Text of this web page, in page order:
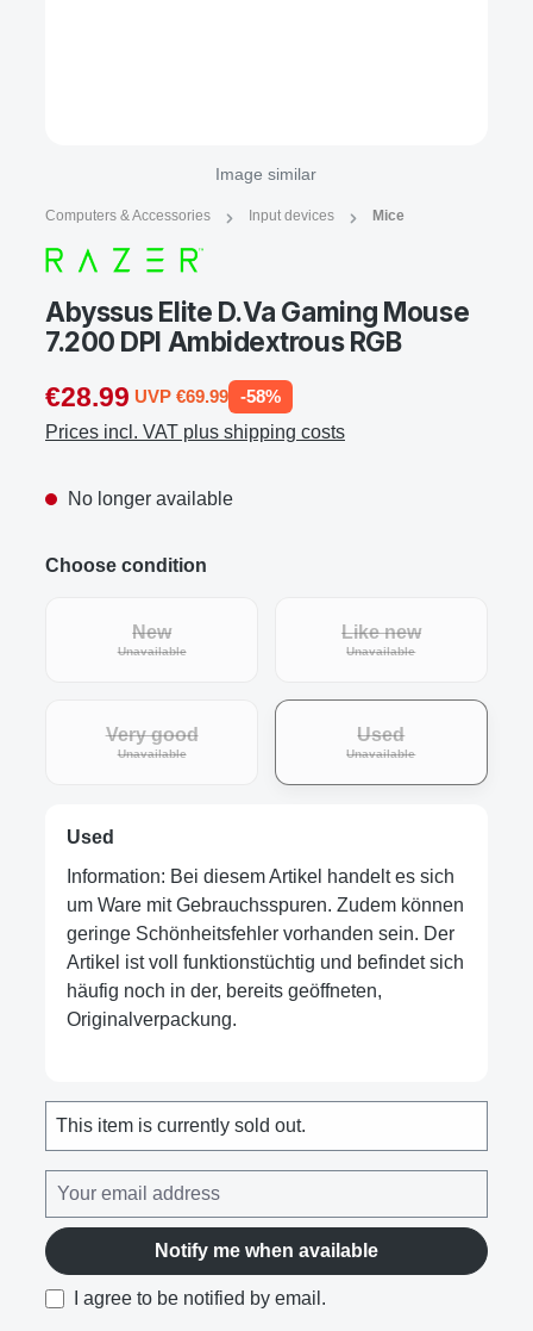
Image similar
Computers & Accessories Input devices Mice
Abyssus Elite D.Va Gaming Mouse
7.200 DPI Ambidextrous RGB
€28.99 UVP €69.99 -58%
Prices incl. VAT plus shipping costs
No longer available
Choose condition
New
Unavailable
Like new
Unavailable
Very good
Unavailable
Used
Unavailable
Used
Information: Bei diesem Artikel handelt es sich
um Ware mit Gebrauchsspuren. Zudem können
geringe Schönheitsfehler vorhanden sein. Der
Artikel ist voll funktionstüchtig und befindet sich
häufig noch in der, bereits geöffneten,
Originalverpackung.
This item is currently sold out.
Notify me when available
I agree to be notified by email.